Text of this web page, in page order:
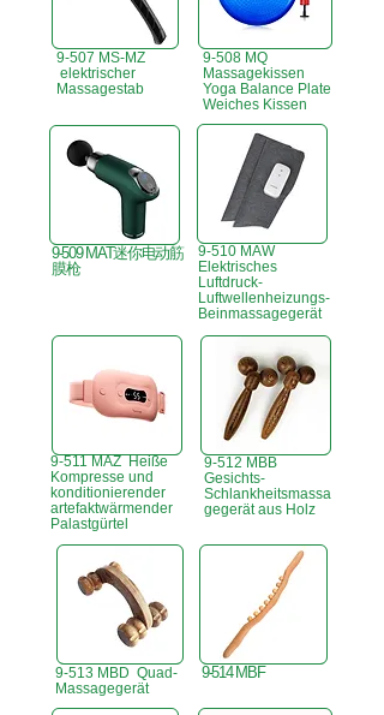
9-507 MS-MZ
elektrischer
Massagestab
9-508 MQ
Massagekissen
Yoga Balance Plate
Weiches Kissen
9-509 MAT迷你电动筋
膜枪
9-510 MAW
Elektrisches
Luftdruck-
Luftwellenheizungs-
Beinmassagegerät
9-511 MAZ Heiße
Kompresse und
konditionierender
artefaktwärmender
Palastgürtel
9-512 MBB
Gesichts-
Schlankheitsmassa
gegerät aus Holz
9-513 MBD Quad-
Massagegerät
9-514 MBF